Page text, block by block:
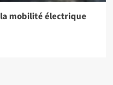
mobilité électrique